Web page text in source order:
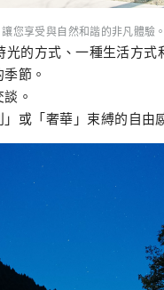
您享受與自然和諧的非凡體驗。
的方式、一種生活方式
節。
。
或「奢華」束縛的自由